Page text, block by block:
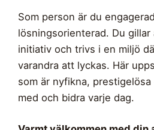
Som person är du
lösningsorienterad. Du
initiativ och trivs i en miljö
varandra att lyckas. Här
som är nyfikna,
med och bidra varje dag.